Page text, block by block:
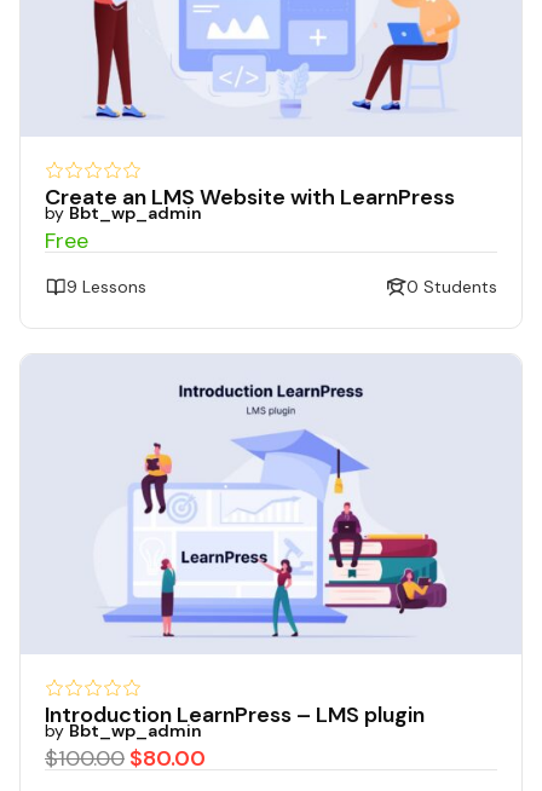
Create an LMS Website with LearnPress
by Bbt_wp_admin
Free
9 Lessons 0 Students
Introduction LearnPress – LMS plugin
by Bbt_wp_admin
$100.00 $80.00